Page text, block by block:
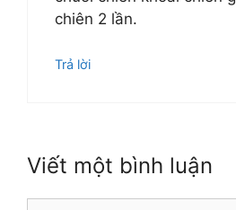
chiên 2 lần.
Trả lời
Viết một bình luận